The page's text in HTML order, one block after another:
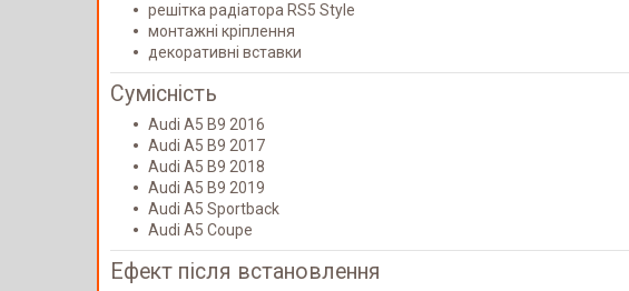
решітка радіатора RS5 Style
монтажні кріплення
декоративні вставки
Сумісність
Audi A5 B9 2016
Audi A5 B9 2017
Audi A5 B9 2018
Audi A5 B9 2019
Audi A5 Sportback
Audi A5 Coupe
Ефект після встановлення